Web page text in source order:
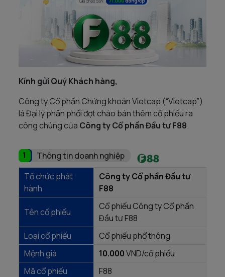
Kính gửi Quý Khách hàng,
Công ty Cổ phần Chứng khoán Vietcap (“Vietcap”)
là Đại lý phân phối đợt chào bán thêm cổ phiếu ra
công chúng của Công ty Cổ phần Đầu tư F88.
1
Thông tin doanh nghiệp
Tổ chức phát
hành
Công ty Cổ phần Đầu tư
F88
Tên cổ phiếu
Cổ phiếu Công ty Cổ phần
Đầu tư F88
Loại cổ phiếu
Cổ phiếu phổ thông
Mệnh giá
10.000VND/cổ phiếu
Mã cổ phiếu
F88